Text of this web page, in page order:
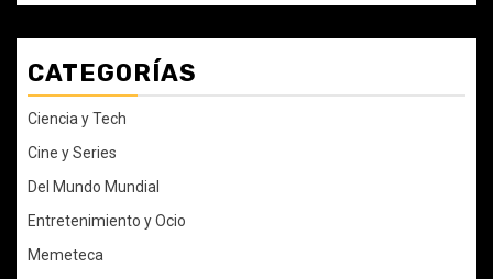
CATEGORÍAS
Ciencia y Tech
Cine y Series
Del Mundo Mundial
Entretenimiento y Ocio
Memeteca